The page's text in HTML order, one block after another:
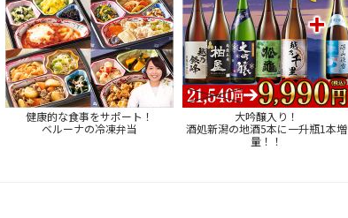
健康的な食事をサポート！
ベルーナの冷凍弁当
大吟醸入り！
酒処新潟の地酒5本に一升瓶1本増
量！！